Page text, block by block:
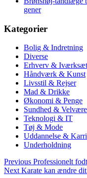
gener
Kategorier
Bolig & Indretning
Diverse
Erhverv &
Håndværk & Kunst
Livsstil & Rejser
Mad & Drikke
Økonomi & Penge
Sundhed & Velvære
Teknologi & IT
Tøj & Mode
Uddannelse &
Underholdning
Previous Professionelt
Next Karate kan ændre